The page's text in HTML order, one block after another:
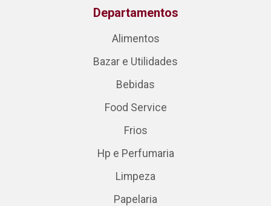
Departamentos
Alimentos
Bazar e Utilidades
Bebidas
Food Service
Frios
Hp e Perfumaria
Limpeza
Papelaria